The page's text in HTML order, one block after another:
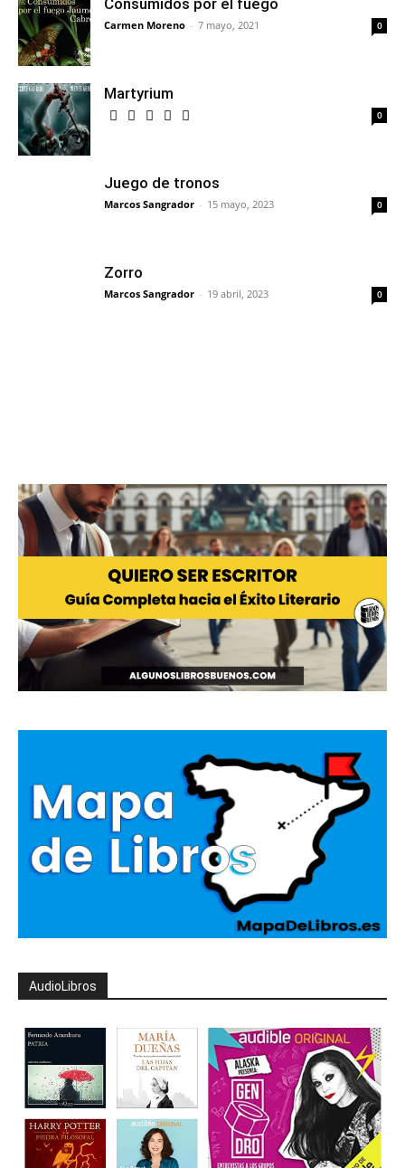
Carmen Moreno - 7 mayo, 2021 0
Martyrium
0
Juego de tronos
Marcos Sangrador - 15 mayo, 2023 0
Zorro
Marcos Sangrador - 19 abril, 2023 0
AudioLibros